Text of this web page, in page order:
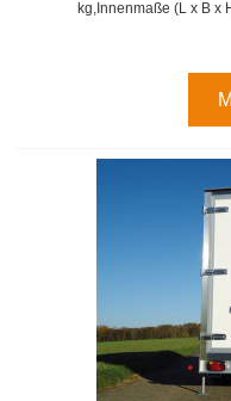
kg, Innenmaße (L x B x